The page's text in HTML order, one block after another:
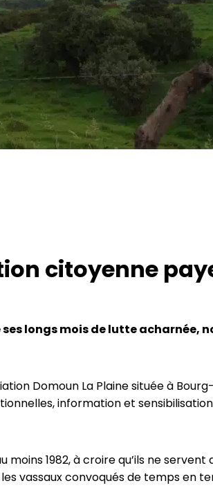
citoyenne
ses longs mois de lutte
Domoun La Plaine située à
information et
1982, à croire qu’ils ne servent
vassaux convoqués de temps en